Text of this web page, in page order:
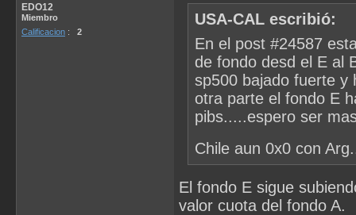
EDO12
Miembro
Calificacion : 2
USA-CAL escribió:
En el post #24587
de fondo desd el E al
sp500 bajado fuerte y
otra parte el fondo E
pibs.....espero ser
Chile aun 0x0 con
El fondo E sigue
valor cuota del fondo A.